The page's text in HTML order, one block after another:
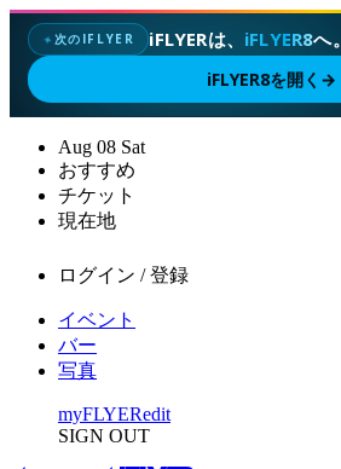
✦次のIFLYER iFLYERは、 iFLYER8へ。
iFLYER8を開く →
Aug 08 Sat
おすすめ
チケット
現在地
ログイン / 登録
イベント
バー
写真
myFLYERedit
SIGN OUT